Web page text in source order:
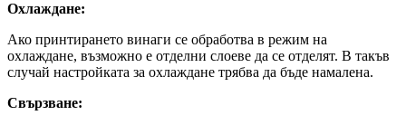
Охлаждане:
Ако принтирането винаги се обработва в режим на
охлаждане, възможно е отделни слоеве да се отделят. В такъв
случай настройката за охлаждане трябва да бъде намалена.
Свързване: